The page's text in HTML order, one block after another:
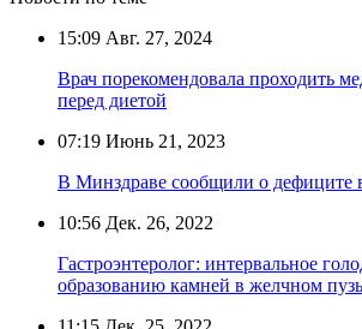
15:09 Авг. 27, 2024
Врач порекомендовала проходить
перед диетой
07:19 Июнь 21, 2023
В Минздраве сообщили о дефиците
10:56 Дек. 26, 2022
Гастроэнтеролог: интервальное
образованию камней в желчном